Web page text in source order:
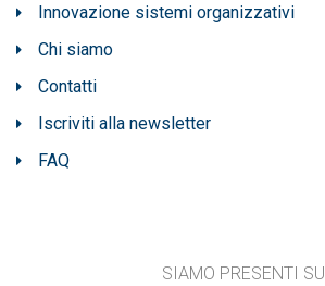
Innovazione sistemi organizzativi
Chi siamo
Contatti
Iscriviti alla newsletter
FAQ
SIAMO PRESENTI SU